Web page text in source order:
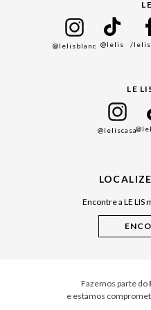
Black Friday
Cuidados Casa
@lelisblanc @lelis /
LE
@leliscasa
Encontre a LE LIS
Fazemos parte do
e estamos